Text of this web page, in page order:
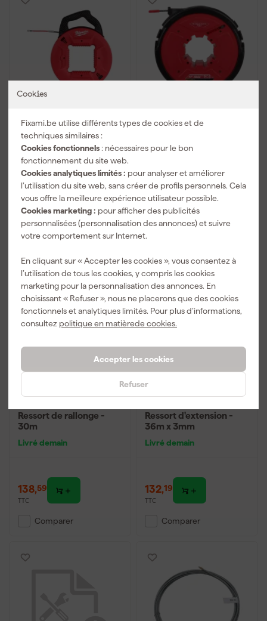
Cookies
Fixami.be utilise différents types de cookies et de
techniques similaires :
Cookies fonctionnels : nécessaires pour le bon
fonctionnement du site web.
Cookies analytiques limités : pour analyser et améliorer
l’utilisation du site web, sans créer de profils personnels. Cela
vous offre la meilleure expérience utilisateur possible.
Cookies marketing : pour afficher des publicités
personnalisées (personnalisation des annonces) et suivre
votre comportement sur Internet.
En cliquant sur « Accepter les cookies », vous consentez à
l’utilisation de tous les cookies, y compris les cookies
marketing pour la personnalisation des annonces. En
choisissant « Refuser », nous ne placerons que des cookies
fonctionnels et analytiques limités. Pour plus d’informations,
consultez politique en matièrede cookies.
Accepter les cookies
Refuser
Livraison gratuite à partir de 50 €
Rallonge - 15m -
plastique
Livré demain
64,59
TTC
Comparer
Ressort de traction -
Livré demain
171,39
TTC
Comparer
Ressort de rallonge -
30m
Livré demain
138,59
TTC
Comparer
Ressort d'extension -
36m x 3mm
Livré demain
132,19
TTC
Comparer